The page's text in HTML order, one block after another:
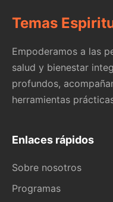
Temas
Empoderamos a las
salud y bienestar
profundos,
herramientas
Enlaces rápidos
Sobre nosotros
Programas